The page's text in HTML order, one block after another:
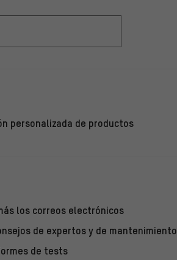
personalizada de productos
los correos electrónicos
de expertos y de mantenimiento
de tests